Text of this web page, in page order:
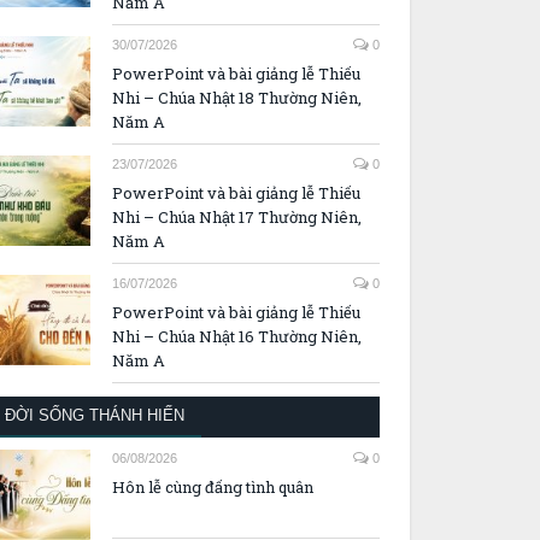
30/07/2026 0
PowerPoint và bài giảng lễ Thiếu
Nhi – Chúa Nhật 18 Thường Niên,
Năm A
23/07/2026 0
PowerPoint và bài giảng lễ Thiếu
Nhi – Chúa Nhật 17 Thường Niên,
Năm A
16/07/2026 0
PowerPoint và bài giảng lễ Thiếu
Nhi – Chúa Nhật 16 Thường Niên,
Năm A
ĐỜI SỐNG THÁNH HIẾN
06/08/2026 0
Hôn lễ cùng đấng tình quân